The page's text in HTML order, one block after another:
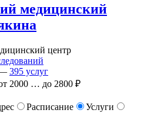
медицинский
центр
— 395 услуг
2000 … до 2800 ₽
Расписание
Услуги